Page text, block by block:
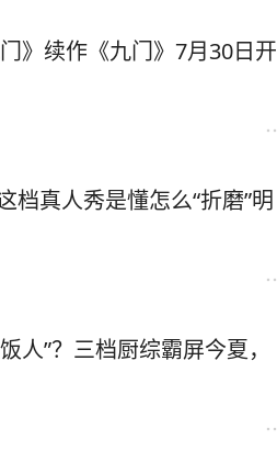
》续作《九门》7月30日开
真人秀是懂怎么“折磨”明
人”？三档厨综霸屏今夏，